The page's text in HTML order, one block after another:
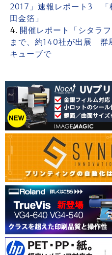
2017」速報レポート3 「
田金箔」
開催レポート「シタラ
まで、約140社が出展 群
キューブで